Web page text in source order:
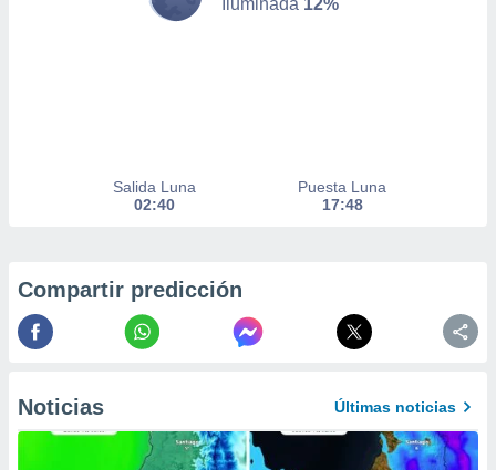
un
o acceder
Iluminada 12%
Salida Luna
02:40
Puesta Luna
17:48
Compartir predicción
Noticias Últimas noticias